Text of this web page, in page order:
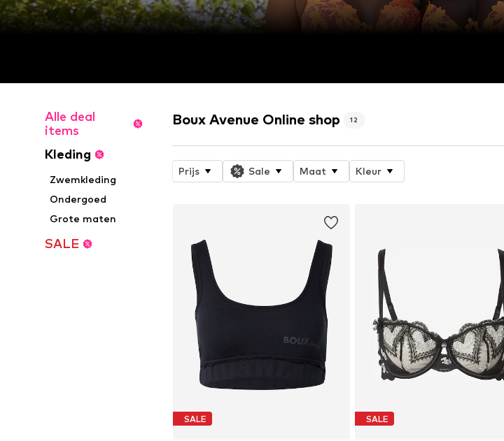
Alle deal
items
Kleding
Zwemkleding
Ondergoed
Grote maten
SALE
Boux Avenue Online shop 12
Prijs Sale Maat Kleur
SALE SALE